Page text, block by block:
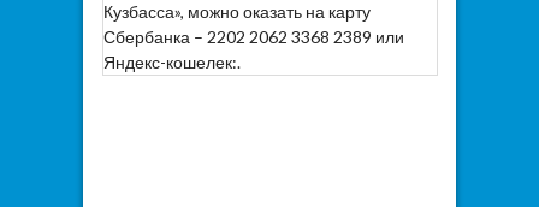
Кузбасса», можно оказать на карту
Сбербанка – 2202 2062 3368 2389 или
Яндекс-кошелек:.